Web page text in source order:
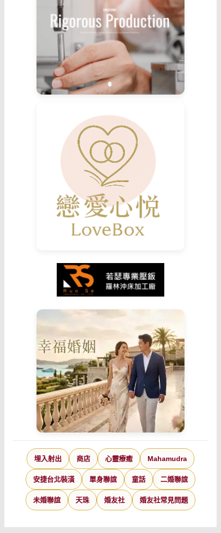
埋入射出 商店 心靈療癒 Mahamudra
安捷台北裝潢 單身聯誼 童話 二婚聯誼
未婚聯誼 天珠 婚友社 婚友社常見問題